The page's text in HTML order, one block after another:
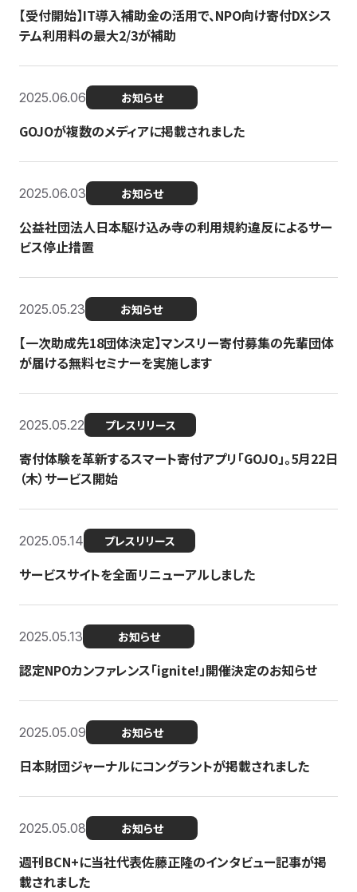
【受付開始】IT導入補助金の活用で、NPO向け寄付DXシス
テム利用料の最大2/3が補助
2025.06.06 お知らせ
GOJOが複数のメディアに掲載されました
2025.06.03 お知らせ
公益社団法人日本駆け込み寺の利用規約違反によるサー
ビス停止措置
2025.05.23 お知らせ
【一次助成先18団体決定】マンスリー寄付募集の先輩団体
が届ける無料セミナーを実施します
2025.05.22 プレスリリース
寄付体験を革新するスマート寄付アプリ「GOJO」。5月22日
（木）サービス開始
2025.05.14 プレスリリース
サービスサイトを全面リニューアルしました
2025.05.13 お知らせ
認定NPOカンファレンス「ignite!」開催決定のお知らせ
2025.05.09 お知らせ
日本財団ジャーナルにコングラントが掲載されました
2025.05.08 お知らせ
週刊BCN+に当社代表佐藤正隆のインタビュー記事が掲
載されました